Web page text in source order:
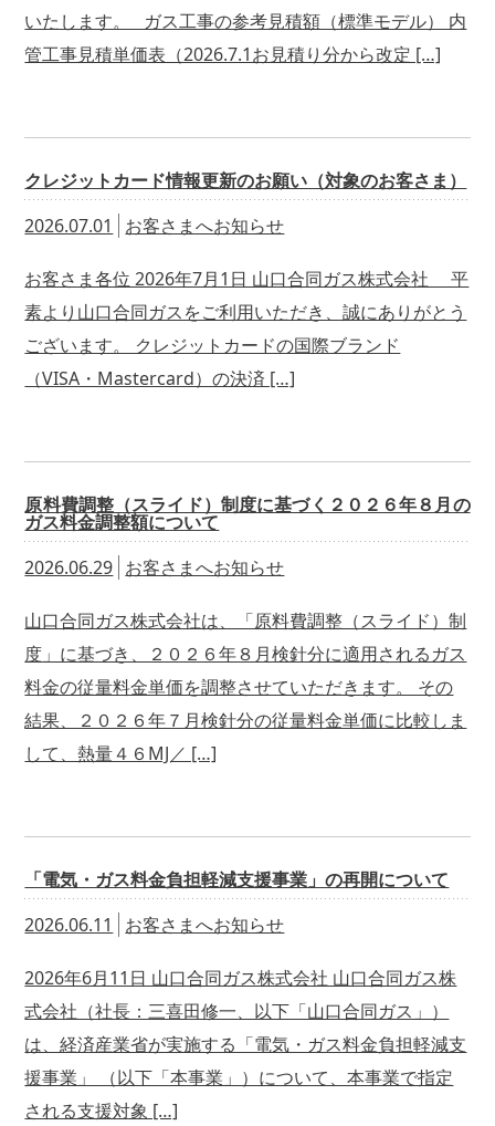
いたします。 ガス工事の参考見積額（標準モデル） 内
管工事見積単価表（2026.7.1お見積り分から改定 […]
クレジットカード情報更新のお願い（対象のお客さま）
2026.07.01
お客さまへお知らせ
お客さま各位 2026年7月1日 山口合同ガス株式会社 平
素より山口合同ガスをご利用いただき、誠にありがとう
ございます。 クレジットカードの国際ブランド
（VISA・Mastercard）の決済 […]
原料費調整（スライド）制度に基づく２０２６年８月の
ガス料金調整額について
2026.06.29 お客さまへお知らせ
山口合同ガス株式会社は、「原料費調整（スライド）制
度」に基づき、２０２６年８月検針分に適用されるガス
料金の従量料金単価を調整させていただきます。 その
結果、２０２６年７月検針分の従量料金単価に比較しま
して、熱量４６MJ／ […]
「電気・ガス料金負担軽減支援事業」の再開について
2026.06.11
お客さまへお知らせ
2026年6月11日 山口合同ガス株式会社 山口合同ガス株
式会社（社長：三喜田修一、以下「山口合同ガス」）
は、経済産業省が実施する「電気・ガス料金負担軽減支
援事業」 （以下「本事業」）について、本事業で指定
される支援対象 […]